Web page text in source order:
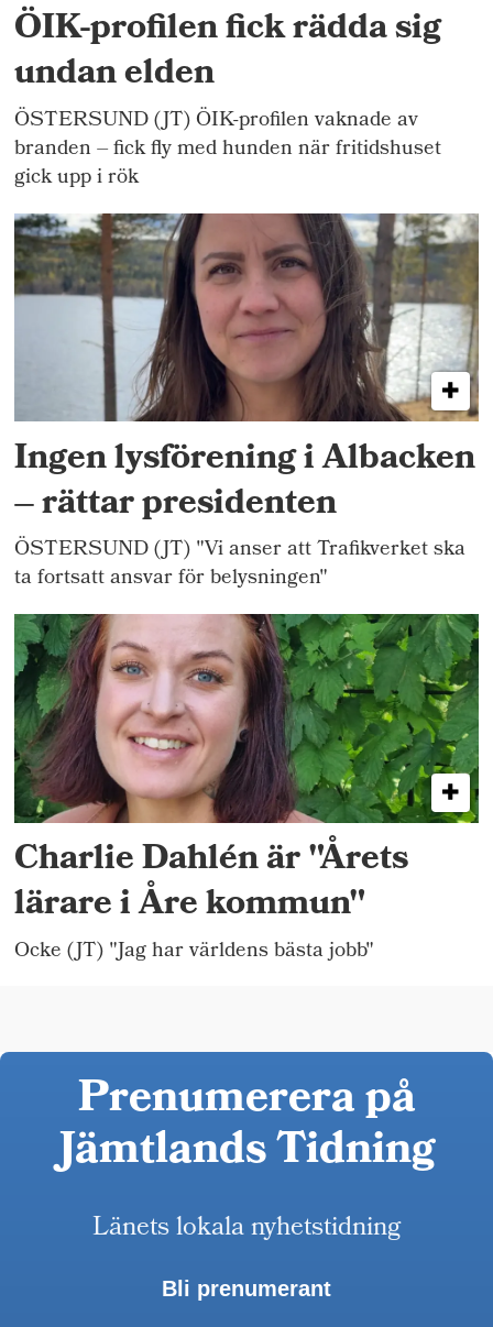
ÖIK-profilen fick rädda sig
undan elden
ÖSTERSUND (JT) ÖIK-profilen vaknade av
branden – fick fly med hunden när fritidshuset
gick upp i rök
Ingen lysförening i Albacken
– rättar presidenten
ÖSTERSUND (JT) "Vi anser att Trafikverket ska
ta fortsatt ansvar för belysningen"
Charlie Dahlén är "Årets
lärare i Åre kommun"
Ocke (JT) "Jag har världens bästa jobb"
Prenumerera på
Jämtlands Tidning
Länets lokala nyhetstidning
Bli prenumerant